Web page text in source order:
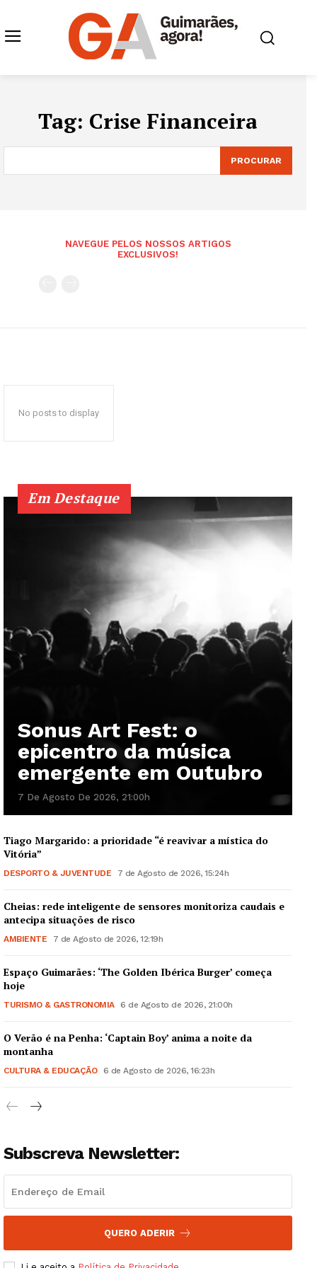
Guimarães, agora!
Institucional
Artigos
Edição Digital
Grande Entrevista
Tag: Crise Financeira
PROCURAR
NAVEGUE PELOS NOSSOS ARTIGOS
EXCLUSIVOS!
No posts to display
Em Destaque
Sonus Art Fest: o
epicentro da música
emergente em Outubro
7 De Agosto De 2026, 21:00h
Tiago Margarido: a prioridade “é reavivar a mística do
Vitória”
DESPORTO & JUVENTUDE 7 de Agosto de 2026, 15:24h
Cheias: rede inteligente de sensores monitoriza caudais e
antecipa situações de risco
AMBIENTE 7 de Agosto de 2026, 12:19h
Espaço Guimarães: ‘The Golden Ibérica Burger’ começa
hoje
TURISMO & GASTRONOMIA 6 de Agosto de 2026, 21:00h
O Verão é na Penha: ‘Captain Boy’ anima a noite da
montanha
CULTURA & EDUCAÇÃO 6 de Agosto de 2026, 16:23h
Subscreva Newsletter:
QUERO ADERIR